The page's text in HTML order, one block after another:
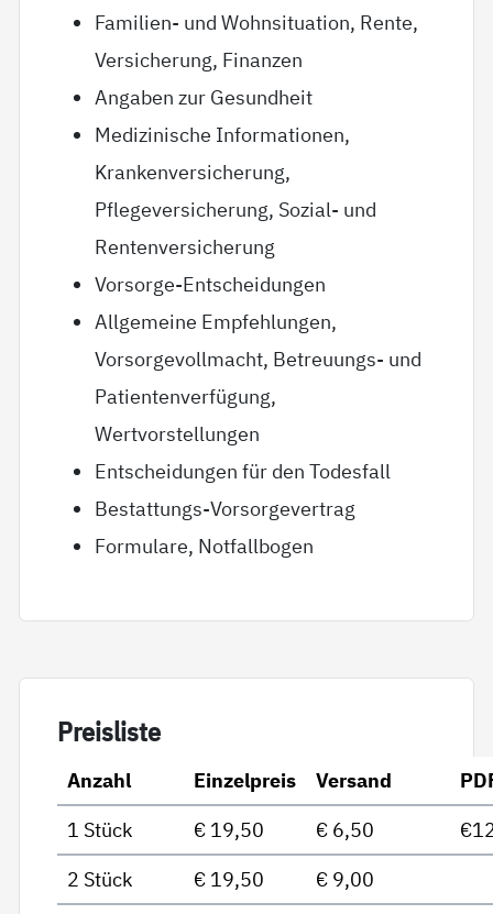
Familien- und Wohnsituation, Rente,
Versicherung, Finanzen
Angaben zur Gesundheit
Medizinische Informationen,
Krankenversicherung,
Pflegeversicherung, Sozial- und
Rentenversicherung
Vorsorge-Entscheidungen
Allgemeine Empfehlungen,
Vorsorgevollmacht, Betreuungs- und
Patientenverfügung,
Wertvorstellungen
Entscheidungen für den Todesfall
Bestattungs-Vorsorgevertrag
Formulare, Notfallbogen
Preis­lis­te
Anzahl Einzelpreis Versand
1 Stück
€ 19,50 € 6,50
2 Stück
€ 19,50
€ 9,00